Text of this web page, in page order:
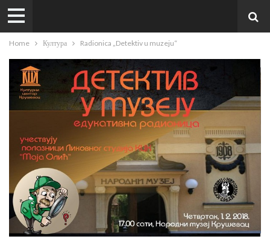
Home Култура Radionica „Detektiv u muzeju“